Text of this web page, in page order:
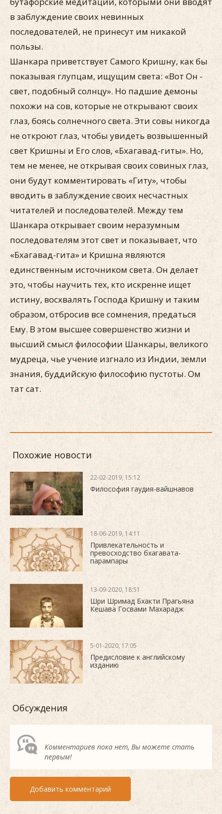
в заблуждение своих невинных
последователей, не принесут им никакой
пользы.
Шанкара приветствует Самого Кришну, как бы
показывая глупцам, ищущим света: «Вот Он -
свет, подобный солнцу». Но падшие демоны
похожи на сов, которые не открывают своих
глаз, боясь солнечного света. Эти совы никогда
не откроют глаз, чтобы увидеть возвышенный
свет Кришны и Его слов, «Бхагавад-гиты». Но,
тем не менее, не открывая своих совиных глаз,
они будут комментировать «Гиту», чтобы
вводить в заблуждение своих несчастных
читателей и последователей. Между тем
Шанкара открывает своим неразумным
последователям этот свет и показывает, что
«Бхагавад-гита» и Кришна являются
единственным источником света. Он делает
это, чтобы научить тех, кто искренне ищет
истину, восхвалять Господа Кришну и таким
образом, отбросив все сомнения, предаться
Ему. В этом высшее совершенство жизни и
высший смысл философии Шанкары, великого
мудреца, чье учение изгнало из Индии, земли
знания, буддийскую философию пустоты. Ом
тат сат.
Похожие новости
22-02-2019, 15:12
Философия гаудия-вайшнавов
18-06-2019, 14:11
Привлекательность и
превосходство бхагавата-
парампары
13-09-2020, 18:51
Шри Шримад Бхакти Прагьяна
Кешава Госвами Махарадж
5-01-2020, 17:05
Предисловие к английскому
изданию
Обсуждения
Комментариев пока нет, Вы можете стать
первым!
Добавить комментарий